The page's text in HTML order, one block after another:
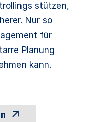
stützen,
Nur so
für
Planung
kann.